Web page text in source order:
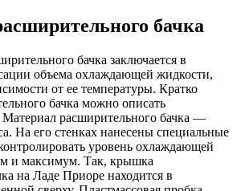
бачка
бачка заключается в
объема охлаждающей жидкости,
от ее температуры. Кратко
бачка можно описать
расширительного бачка —
На его стенках нанесены специальные
уровень охлаждающей
и максимум. Так, крышка
на Ладе Приоре находится в